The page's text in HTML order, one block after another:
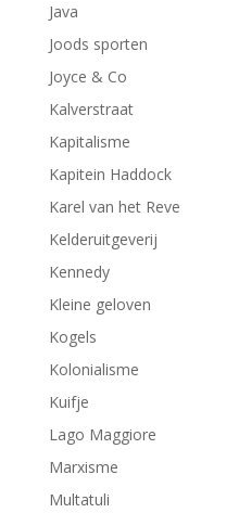
Java
Joods sporten
Joyce & Co
Kalverstraat
Kapitalisme
Kapitein Haddock
Karel van het Reve
Kelderuitgeverij
Kennedy
Kleine geloven
Kogels
Kolonialisme
Kuifje
Lago Maggiore
Marxisme
Multatuli